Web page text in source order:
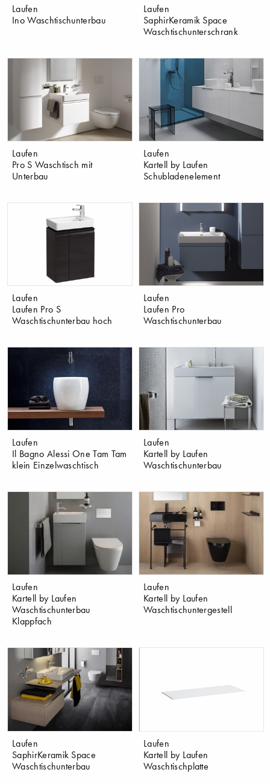
Laufen
Ino Waschtischunterbau
Laufen
SaphirKeramik Space
Waschtischunterschrank
Laufen
Pro S Waschtisch mit
Unterbau
Laufen
Kartell by Laufen
Schubladenelement
Laufen
Laufen Pro S
Waschtischunterbau hoch
Laufen
Laufen Pro
Waschtischunterbau
Laufen
Il Bagno Alessi One Tam Tam
klein Einzelwaschtisch
Laufen
Kartell by Laufen
Waschtischunterbau
Laufen
Kartell by Laufen
Waschtischunterbau
Klappfach
Laufen
Kartell by Laufen
Waschtischuntergestell
Laufen
SaphirKeramik Space
Waschtischunterbau
Laufen
Kartell by Laufen
Waschtischplatte